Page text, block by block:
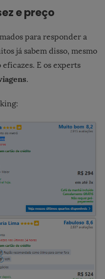
e preço
para responder a
já sabem disso, mesmo
E os experts
.